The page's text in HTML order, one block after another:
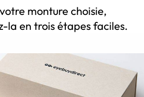
monture choisie,
la en trois étapes faciles.